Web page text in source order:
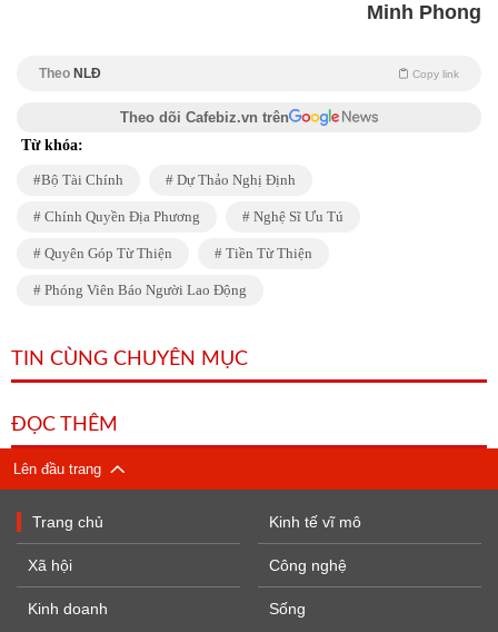
Minh Phong
Theo NLĐ Copy link
Theo dõi Cafebiz.vn trên
Từ khóa:
Bộ Tài Chính Dự Thảo Nghị Định
Chính Quyền Địa Phương Nghệ Sĩ Ưu Tú
Quyên Góp Từ Thiện Tiền Từ Thiện
Phóng Viên Báo Người Lao Động
TIN CÙNG CHUYÊN MỤC
ĐỌC THÊM
Lên đầu trang
Trang chủ
Xã hội
Kinh doanh
Kinh tế vĩ mô
Công nghệ
Sống